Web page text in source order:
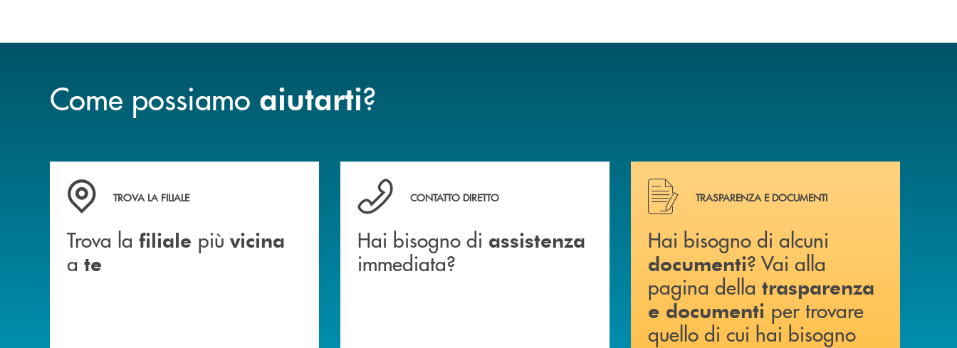
Come possiamo aiutarti?
Trova la filiale più vicina a te&nbsp;
TROVA LA FILIALE
Trova la filiale più vicina
a te
Hai bisogno di assistenza immediata?
CONTATTO DIRETTO
Hai bisogno di assistenza
immediata?
Hai bisogno di alcuni documenti ? Vai alla pagina
TRASPARENZA E DOCUMENTI
Hai bisogno di alcuni
documenti? Vai alla
pagina della trasparenza
e documenti per trovare
quello di cui hai bisogno